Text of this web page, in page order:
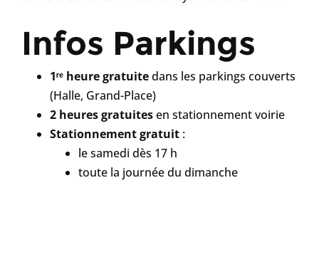
Infos Parkings
1ʳᵉ heure gratuitedans les parkings couverts
(Halle, Grand-Place)
2 heures gratuitesen stationnement voirie
Stationnement gratuit :
le samedi dès 17 h
toute la journée du dimanche